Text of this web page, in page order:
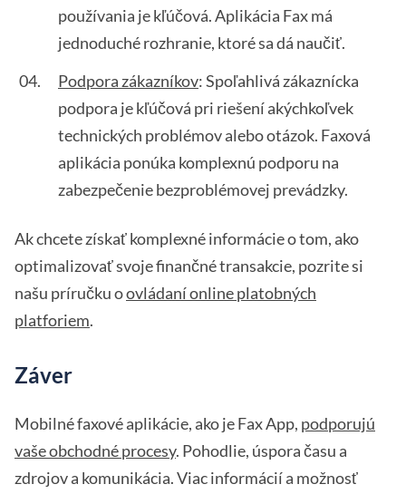
používania je kľúčová. Aplikácia Fax má
jednoduché rozhranie, ktoré sa dá naučiť.
Podpora zákazníkov: Spoľahlivá zákaznícka
podpora je kľúčová pri riešení akýchkoľvek
technických problémov alebo otázok. Faxová
aplikácia ponúka komplexnú podporu na
zabezpečenie bezproblémovej prevádzky.
Ak chcete získať komplexné informácie o tom, ako
optimalizovať svoje finančné transakcie, pozrite si
našu príručku oovládaní online platobných
platforiem.
Záver
Mobilné faxové aplikácie, ako je Fax App, podporujú
vaše obchodné procesy. Pohodlie, úspora času a
zdrojov a komunikácia. Viac informácií a možnosť